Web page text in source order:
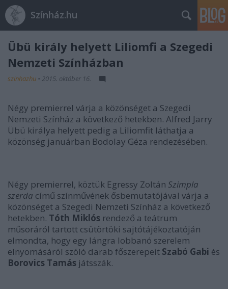
Színház.hu
Übü király helyett Liliomfi a Szegedi
Nemzeti Színházban
szinhazhu • 2015. október 16.
Négy premierrel várja a közönséget a Szegedi
Nemzeti Színház a következő hetekben. Alfred Jarry
Übü királya helyett pedig a Liliomfit láthatja a
közönség januárban Bodolay Géza rendezésében.
Négy premierrel, köztük Egressy Zoltán Szimpla
szerda című színművének ősbemutatójával várja a
közönséget a Szegedi Nemzeti Színház a következő
hetekben. Tóth Miklós rendező a teátrum
műsoráról tartott csütörtöki sajtótájékoztatóján
elmondta, hogy egy lángra lobbanó szerelem
elnyomásáról szóló darab főszerepeit Szabó Gabi és
Borovics Tamás játsszák.